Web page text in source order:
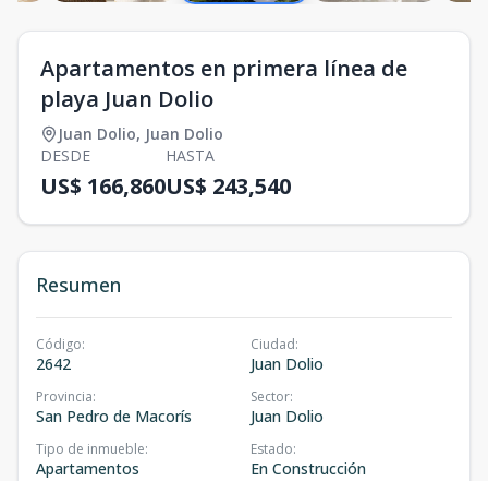
Apartamentos en primera línea de
playa Juan Dolio
Juan Dolio, Juan Dolio
DESDE
US$ 166,860
HASTA
US$ 243,540
Resumen
Código:
2642
Ciudad:
Juan Dolio
Provincia:
San Pedro de Macorís
Sector:
Juan Dolio
Tipo de inmueble:
Apartamentos
Estado:
En Construcción